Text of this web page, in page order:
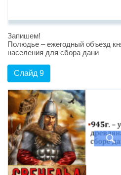
Запишем!
Полюдье – ежегодный объезд
населения для сбора дани
Слайд 9